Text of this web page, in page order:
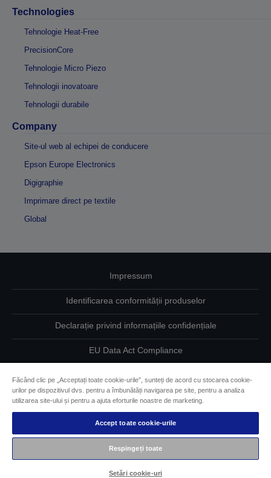
Technologies
Tehnologie Heat-Free
PrecisionCore
Tehnologie Micro Piezo
Tehnologii inovatoare
Tehnologii durabile
Company
Site-ul web al echipei de conducere
Epson Europe Electronics
Digigraphie
Imprimare direct pe textile
Global
Impressum
Identificarea conformității produselor
Declarație privind informațiile confidențiale
EU Data Act Compliance
Informaţii despre modulele cookie
Angajamentul Epson pe linie de accesibilitate
Drepturi de autor © 2026 Seiko Epson
Făcând clic pe „Acceptați toate cookie-urile”, sunteți de acord cu stocarea cookie-
urilor pe dispozitivul dvs. pentru a îmbunătăți navigarea pe site, pentru a analiza
utilizarea site-ului și pentru a ajuta eforturile noastre de marketing.
Accept toate cookie-urile
Respingeți toate
Setări cookie-uri